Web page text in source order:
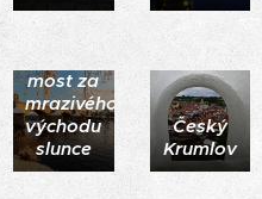
Karlův
most za
mrazivého
východu
slunce
Český
Krumlov